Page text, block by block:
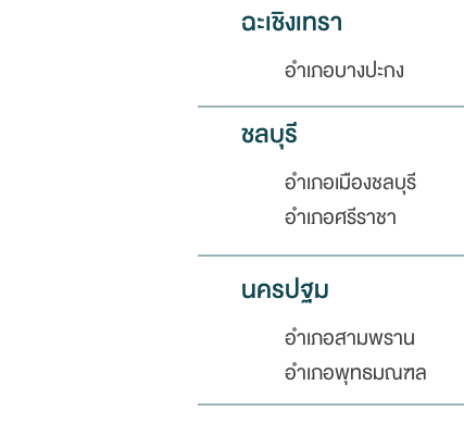
ฉะเชิงเทรา
อำเภอบางปะกง
ชลบุรี
อำเภอเมืองชลบุรี
อำเภอศรีราชา
นครปฐม
อำเภอสามพราน
อำเภอพุทธมณฑล